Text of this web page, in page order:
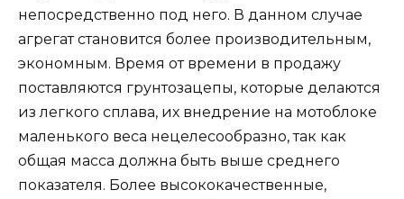
непосредственно под него. В данном случае
агрегат становится более производительным,
экономным. Время от времени в продажу
поставляются грунтозацепы, которые делаются
из легкого сплава, их внедрение на мотоблоке
маленького веса нецелесообразно, так как
общая масса должна быть выше среднего
показателя. Более высококачественные,